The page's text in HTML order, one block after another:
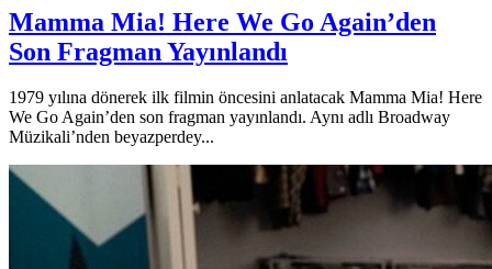
Mamma Mia! Here We Go Again’den
Son Fragman Yayınlandı
1979 yılına dönerek ilk filmin öncesini anlatacak Mamma Mia! Here
We Go Again’den son fragman yayınlandı. Aynı adlı Broadway
Müzikali’nden beyazperdey...